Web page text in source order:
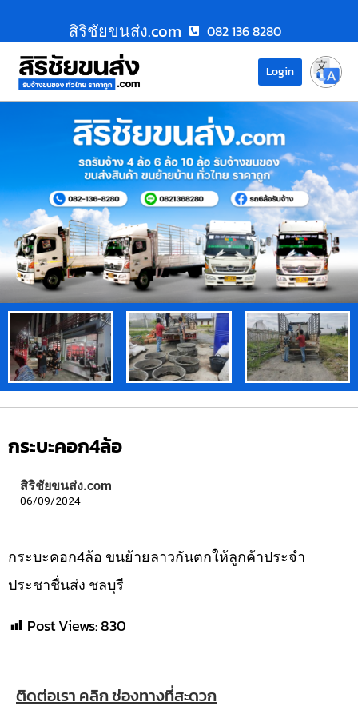
สิริชัยขนส่ง.com 082 136 8280
Login
กระบะคอก4ล้อ
สิริชัยขนส่ง.com
06/09/2024
กระบะคอก4ล้อ ขนย้ายลาวกันตกให้ลูกค้าประจำ
ประชาชื่นส่ง ชลบุรี
Post Views:830
ติดต่อเรา คลิก ช่องทางที่สะดวก